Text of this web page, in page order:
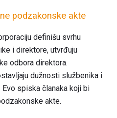
podzakonske akte
definišu svrhu
i direktore, utvrđuju
odbora direktora.
dužnosti službenika i
spiska članaka koji bi
akte.